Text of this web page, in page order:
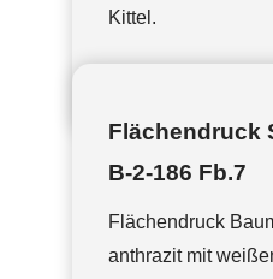
Kittel.
Flächendruck
B-2-186 Fb.7
Flächendruck
anthrazit mit